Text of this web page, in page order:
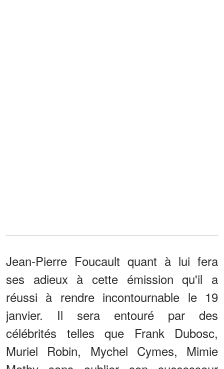
Jean-Pierre Foucault quant à lui fera
ses adieux à cette émission qu'il a
réussi à rendre incontournable le 19
janvier. Il sera entouré par des
célébrités telles que Frank Dubosc,
Muriel Robin, Mychel Cymes, Mimie